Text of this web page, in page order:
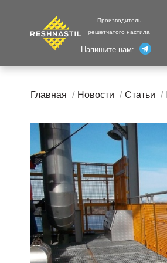
Производитель
решетчатого настила
Напишите нам:
Главная Новости Статьи